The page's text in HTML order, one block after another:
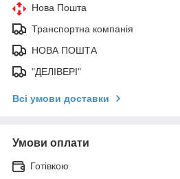
Нова Пошта
Транспортна компанія
НОВА ПОШТА
"ДЕЛІВЕРІ"
Всі умови доставки
Умови оплати
Готівкою